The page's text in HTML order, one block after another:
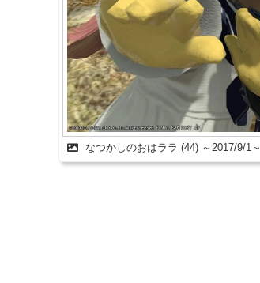
なつかしのおはララ (44) ～2017/9/1～